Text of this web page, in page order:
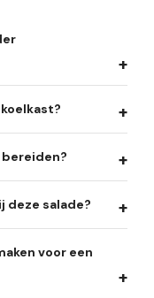
bereiden?
deze salade?
voor een